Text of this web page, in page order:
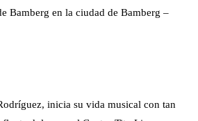
Bamberg en la ciudad de Bamberg –
inicia su vida musical con tan